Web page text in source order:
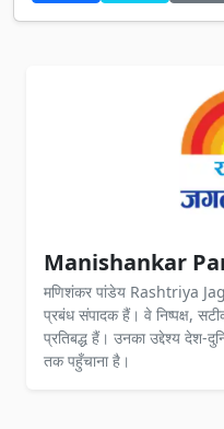
Manishankar
मणिशंकर पांडेय Rashtriya
प्रबंध संपादक हैं। वे निष्पक्ष,
प्रतिबद्ध हैं। उनका उद्देश्य देश-
तक पहुँचाना है।